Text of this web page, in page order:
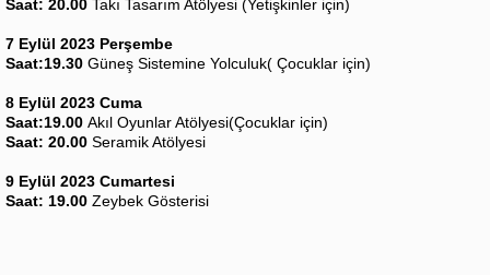
Saat: 20.00 Takı Tasarım Atölyesi (Yetişkinler için)
7 Eylül 2023 Perşembe
Saat:19.30 Güneş Sistemine Yolculuk( Çocuklar için)
8 Eylül 2023 Cuma
Saat:19.00 Akıl Oyunlar Atölyesi(Çocuklar için)
Saat: 20.00 Seramik Atölyesi
9 Eylül 2023 Cumartesi
Saat: 19.00 Zeybek Gösterisi